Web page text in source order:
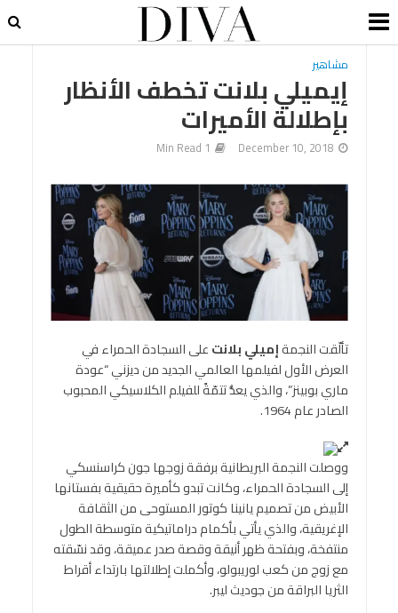
مشاهير
إيميلي بلانت تخطف الأنظار
بإطلالة الأميرات
December 10, 2018
1 Min Read
تألّقت النجمةإميلي بلانتعلى السجادة الحمراء في
العرض الأول لفيلمها العالمي الجديد من ديزني “عودة
ماري بوبينز”، والذي يعدُّ تتمّةً للفيلم الكلاسيكي المحبوب
الصادر عام 1964.
ووصلت النجمة البريطانية برفقة زوجها جون كراسنسكي
إلى السجادة الحمراء، وكانت تبدو كأميرة حقيقية بفستانها
الأبيض من تصميم يانينا كوتور المستوحى من الثقافة
الإغريقية، والذي يأتي بأكمام دراماتيكية متوسطة الطول
منتفخة، وبفتحة ظهر أنيقة وقصة صدر عميقة، وقد نسّقته
مع زوج من كعب لوريبولو، وأكملت إطلالتها بارتداء أقراط
الثريا البراقة من جوديث ليبر.